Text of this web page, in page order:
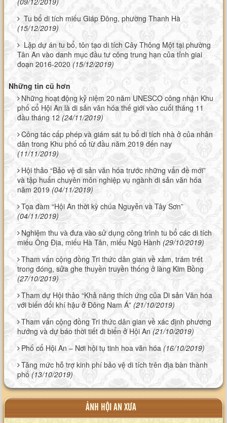
Tu bổ di tích miếu Giáp Đông, phường Thanh Hà
(15/12/2019)
Lập dự án tu bổ, tôn tạo di tích Cây Thông Một tại phường
Tân An vào danh mục đầu tư công trung hạn của tỉnh giai
đoạn 2016-2020 (15/12/2019)
Những tin cũ hơn
Những hoạt động kỷ niệm 20 năm UNESCO công nhận Khu
phố cổ Hội An là di sản văn hóa thế giới vào cuối tháng 11
đầu tháng 12 (24/11/2019)
Công tác cấp phép và giám sát tu bổ di tích nhà ở của nhân
dân trong Khu phố cổ từ đầu năm 2019 đến nay
(11/11/2019)
Hội thảo “Bảo vệ di sản văn hóa trước những vấn đề mới”
và tập huấn chuyên môn nghiệp vụ ngành di sản văn hóa
năm 2019 (04/11/2019)
Tọa đàm “Hội An thời kỳ chúa Nguyễn và Tây Sơn”
(04/11/2019)
Nghiệm thu và đưa vào sử dụng công trình tu bổ các di tích
miếu Ông Địa, miếu Hà Tân, miếu Ngũ Hành (29/10/2019)
Tham vấn cộng đồng Tri thức dân gian về xảm, trám trét
trong đóng, sửa ghe thuyền truyền thống ở làng Kim Bồng
(27/10/2019)
Tham dự Hội thảo “Khả năng thích ứng của Di sản Văn hóa
với biến đổi khí hậu ở Đông Nam Á” (21/10/2019)
Tham vấn cộng đồng Tri thức dân gian về xác định phương
hướng và dự báo thời tiết đi biển ở Hội An (21/10/2019)
Phố cổ Hội An – Nơi hội tụ tinh hoa văn hóa (16/10/2019)
Tăng mức hỗ trợ kinh phí bảo vệ di tích trên địa bàn thành
phố (13/10/2019)
ẢNH HỘI AN XƯA